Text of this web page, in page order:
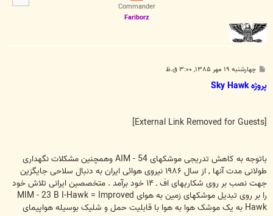
Commander
Fariborz
پ
ت
چهارشنبه ۱۹ مهر ۱۳۸۵, ۳:۰۰ ق.ظ
پروژه Sky Hawk
باتوجه به کاهش تدريجی موشکهای AIM - 54 وهمچنين مشکلات نگهداری
طولانی مدت آنها , از سال ۱۹۸۶ نيروی هوائی ايران به دنبال سلاحی جايگزين
جهت نصب بر روی شکاريهای اف ـ ۱۴ خود برآمد . متخصصين ايرانی تلاش خود
را بر روی تبديل موشکهای زمين به هوای MIM - 23 B I-Hawk = Improved
Hawk به يک موشک هوا به هوا با قابليت حمل و شليک بوسيله هواپيمای